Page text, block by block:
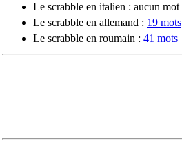
Le scrabble en italien : aucun mot
Le scrabble en allemand : 19 mots
Le scrabble en roumain : 41 mots